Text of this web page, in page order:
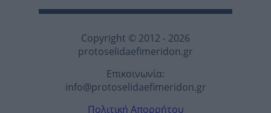
Copyright © 2012 - 2026
protoselidaefimeridon.gr
Επικοινωνία:
info@protoselidaefimeridon.gr
Πολιτική Απορρήτου